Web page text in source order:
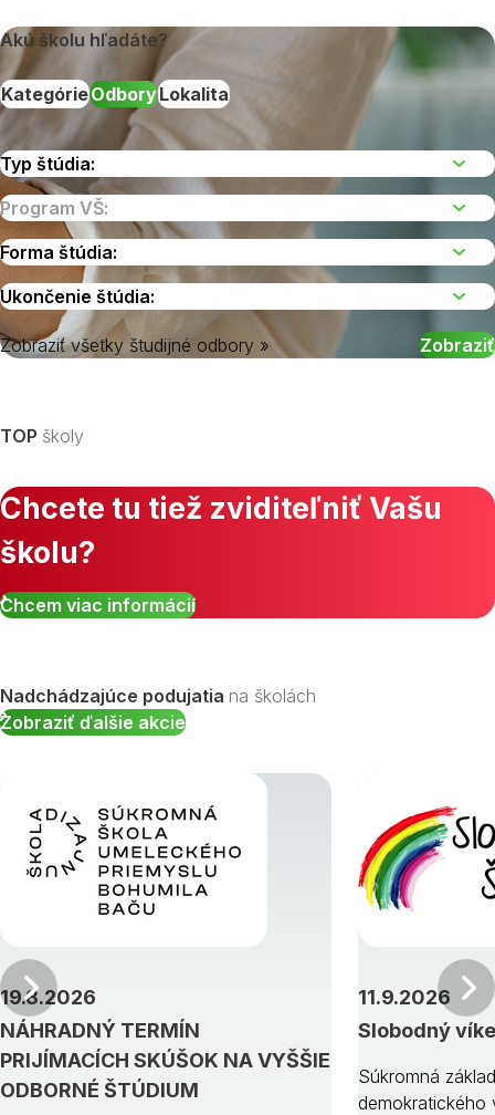
Akú školu hľadáte?
KategórieOdboryLokalita
Zobraziť všetky študijné odbory »
TOP školy
Chcete tu tiež zviditeľniť Vašu
školu?
Chcem viac informácií
Nadchádzajúce podujatia na školách
Zobraziť ďalšie akcie
NÁHRADNÝ TERMÍN
PRIJÍMACÍCH SKÚŠOK NA VYŠŠIE
ODBORNÉ ŠTÚDIUM
19.8.2026
Slobodný
11.9.2026
Súkromná
demokratického
Predchádzajúci